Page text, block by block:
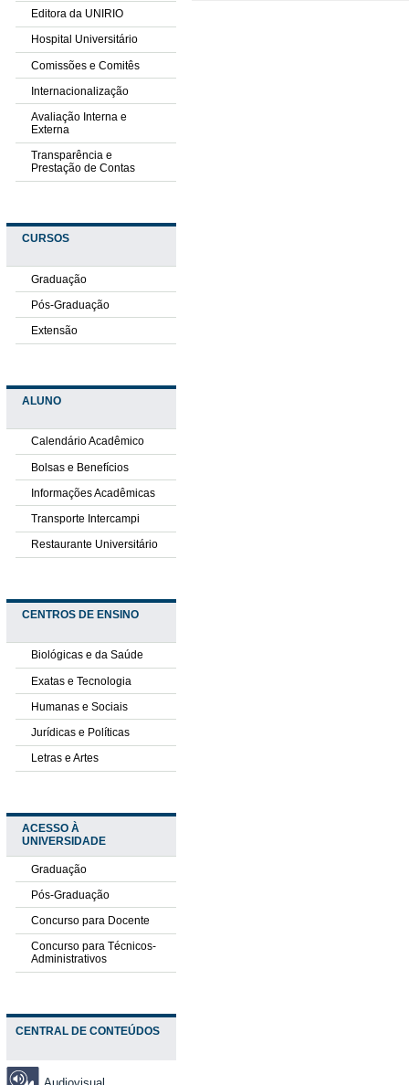
Editora da UNIRIO
Hospital Universitário
Comissões e Comitês
Internacionalização
Avaliação Interna e
Externa
Transparência e
Prestação de Contas
CURSOS
Graduação
Pós-Graduação
Extensão
ALUNO
Calendário Acadêmico
Bolsas e Benefícios
Informações Acadêmicas
Transporte Intercampi
Restaurante Universitário
CENTROS DE ENSINO
Biológicas e da Saúde
Exatas e Tecnologia
Humanas e Sociais
Jurídicas e Políticas
Letras e Artes
ACESSO À
UNIVERSIDADE
Graduação
Pós-Graduação
Concurso para Docente
Concurso para Técnicos-
Administrativos
CENTRAL DE CONTEÚDOS